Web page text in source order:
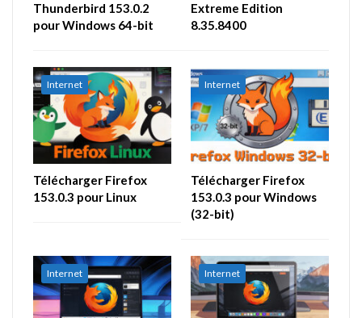
Thunderbird 153.0.2
pour Windows 64-bit
Extreme Edition
8.35.8400
Internet
Télécharger Firefox
153.0.3 pour Linux
Internet
Télécharger Firefox
153.0.3 pour Windows
(32-bit)
Internet Internet